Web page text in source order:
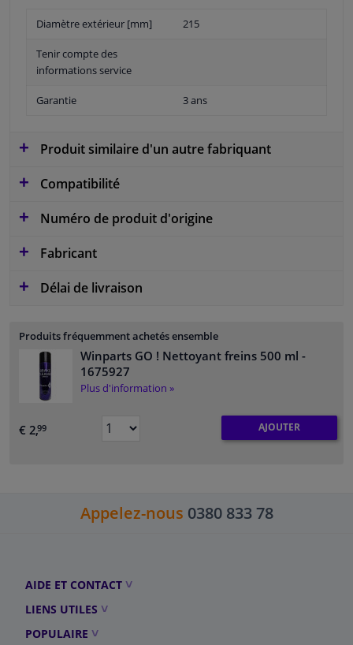
Diamètre extérieur [mm] 215
Tenir compte des
informations service
Garantie 3 ans
Produit similaire d'un autre fabriquant
Compatibilité
Numéro de produit d'origine
Fabricant
Délai de livraison
Produits fréquemment achetés ensemble
Winparts GO ! Nettoyant freins 500 ml -
1675927
Plus d'information »
€ 2,99 AJOUTER
Appelez-nous 0380 833 78
AIDE ET CONTACT
LIENS UTILES
POPULAIRE